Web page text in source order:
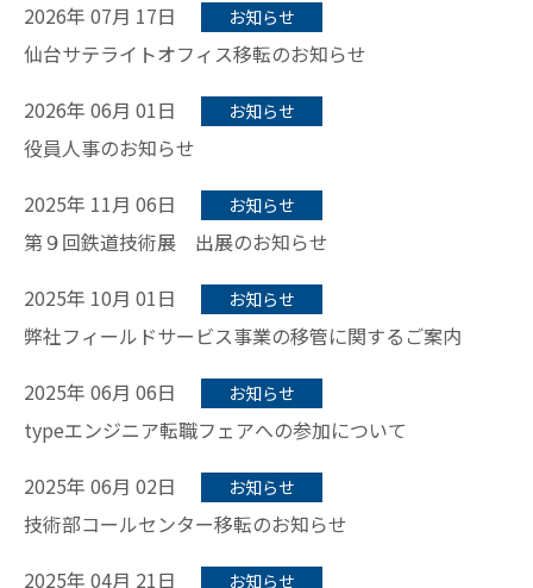
2026年 07月 17日 お知らせ
仙台サテライトオフィス移転のお知らせ
2026年 06月 01日
お知らせ
役員人事のお知らせ
2025年 11月 06日
お知らせ
第９回鉄道技術展 出展のお知らせ
2025年 10月 01日
お知らせ
弊社フィールドサービス事業の移管に関するご案内
2025年 06月 06日
お知らせ
typeエンジニア転職フェアへの参加について
2025年 06月 02日
お知らせ
技術部コールセンター移転のお知らせ
2025年 04月 21日
お知らせ